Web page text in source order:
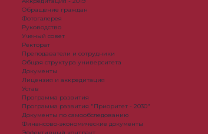
Обращение граждан
Фотогалерея
Руководство
Ученый совет
Ректорат
Преподаватели и сотрудники
Общая структура университета
Документы
Лицензия и аккредитация
Устав
Программа развития
Программа развития "Приоритет - 2030"
Документы по самообследованию
Финансово-экономические документы